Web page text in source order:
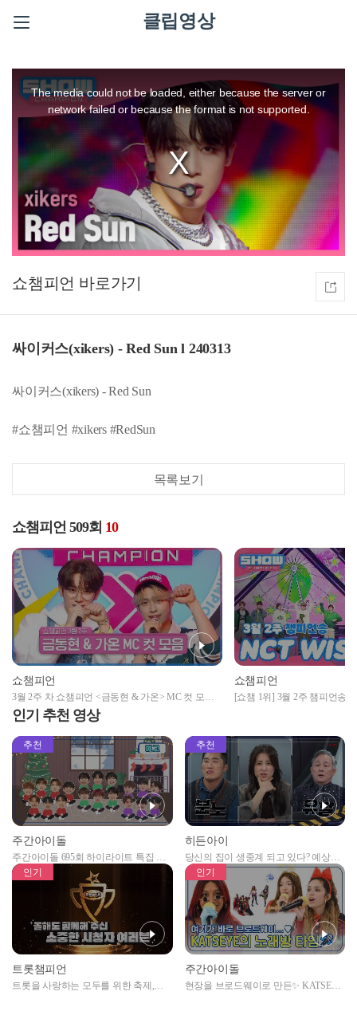
클립영상
modal
window.
The media could not be loaded, either because the server or
network failed or because the format is not supported.
쇼챔피언
싸이커스(xikers) - Red Sun l 240313
싸이커스(xikers) - Red Sun
#쇼챔피언 #xikers #RedSun
목록보기
쇼챔피언 509회 10
쇼챔피언
3월 2주 차 쇼챔피언 <금동현 & 가온> MC 컷 모음
📁 | Show Champion | EP.509 | 240313
쇼챔피언
[쇼챔 1위] 3월 2주 챔피언송
인기 추천 영상
추천
주간아이돌
주간아이돌 695회 하이라이트 특집 남
자아이돌편 예고
추천
히든아이
당신의 집이 생중계 되고 있다? 예상치
못한 곳에서 일어나는 불법촬영 범죄!
인기
트롯챔피언
트롯을 사랑하는 모두를 위한 축제,
인기
주간아이돌
현장을 브로드웨이로 만든✨ KATSEYE